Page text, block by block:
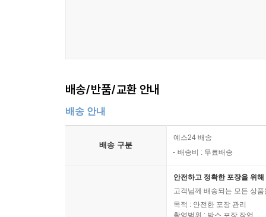
배송/반품/교환 안내
배송 안내
배송 구분
예스24 배송
배송비 : 무료배송
안전하고 정확한 포장을 위
고객님께 배송되는 모든 상
목적 : 안전한 포장 관리